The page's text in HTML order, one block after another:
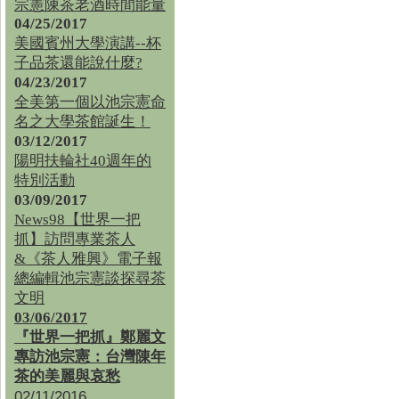
宗憲陳茶老酒時間能量
04/25/2017
美國賓州大學演講--杯
子品茶還能說什麼?
04/23/2017
全美第一個以池宗憲命
名之大學茶館誕生！
03/12/2017
陽明扶輪社40週年的
特別活動
03/09/2017
News98【世界一把
抓】訪問專業茶人
&《茶人雅興》電子報
總編輯池宗憲談探尋茶
文明
03/06/2017
『世界一把抓』鄭麗文
專訪池宗憲：台灣陳年
茶的美麗與哀愁